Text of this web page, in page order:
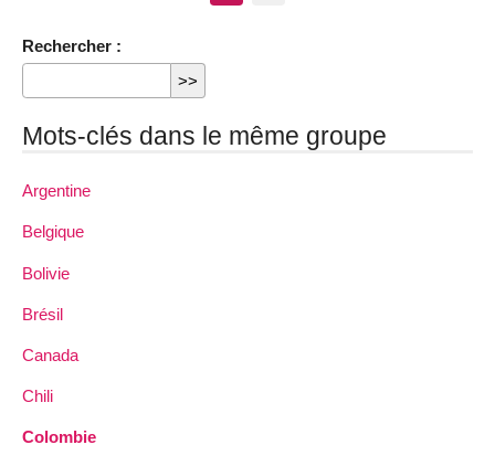
Rechercher :
Mots-clés dans le même groupe
Argentine
Belgique
Bolivie
Brésil
Canada
Chili
Colombie